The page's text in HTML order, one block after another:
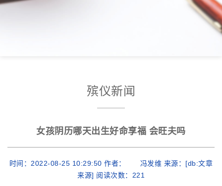
殡仪新闻
女孩阴历哪天出生好命享福 会旺夫吗
时间：2022-08-25 10:29:50 作者： 冯发维 来源：[db:文章
来源] 阅读次数： 221